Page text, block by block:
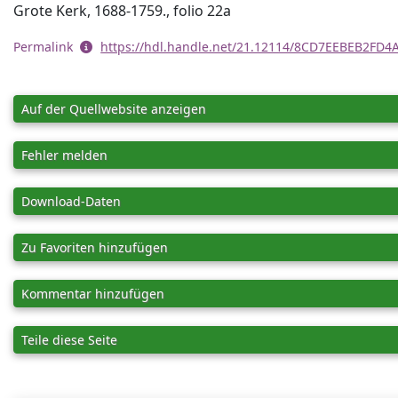
Grote Kerk, 1688-1759., folio 22a
Permalink https://hdl.handle.net/21.12114/
Auf der Quellwebsite anzeigen
Fehler melden
Download-Daten
Zu Favoriten hinzufügen
Kommentar hinzufügen
Teile diese Seite